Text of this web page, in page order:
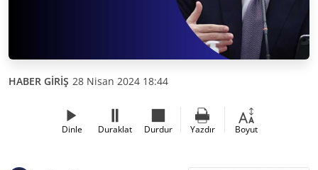
HABER GİRİŞ 28 Nisan 2024 18:44
Dinle Duraklat Durdur Yazdır Boyut